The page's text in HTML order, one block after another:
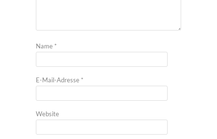
Name *
E-Mail-Adresse *
Website